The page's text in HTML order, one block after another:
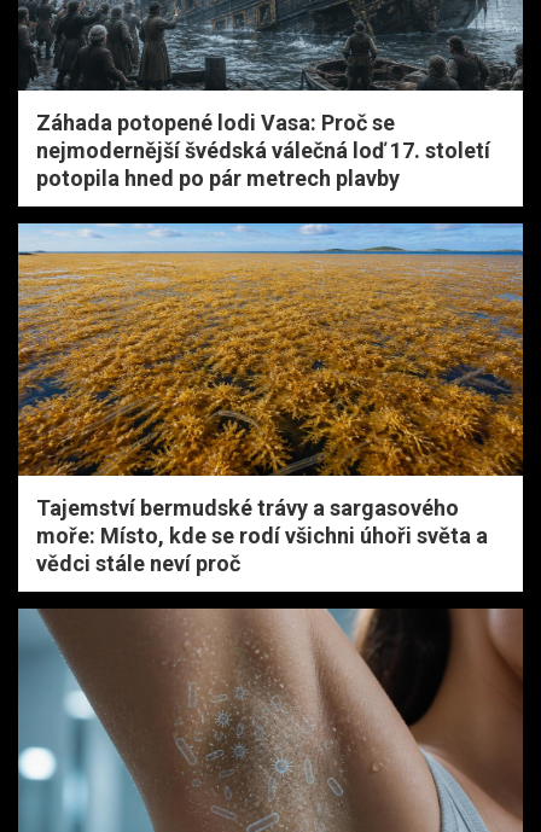
Záhada potopené lodi Vasa: Proč se
nejmodernější švédská válečná loď 17. století
potopila hned po pár metrech plavby
Tajemství bermudské trávy a sargasového
moře: Místo, kde se rodí všichni úhoři světa a
vědci stále neví proč